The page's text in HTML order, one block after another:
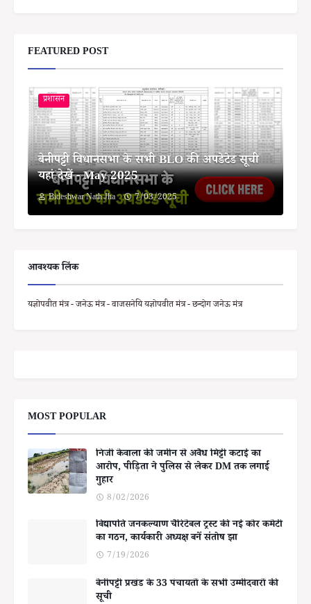
FEATURED POST
प्रशासन
बेनीपट्टी विधानसभा के सभी BLO की अपडेटेड सूची
यहां देखें - May 2025
Bideshwar Nath Jha 7/03/2025
आवश्यक लिंक
यज्ञोपवीत मंत्र - जनेऊ मंत्र - वाजसनेयि यज्ञोपवीत मंत्र - छन्दोग जनेऊ मंत्र
MOST POPULAR
निजी केवाला की जमीन से अवैध मिट्टी कटाई का
आरोप, पीड़िता ने पुलिस से लेकर DM तक लगाई
गुहार
8/02/2026
विद्यापति जनकल्याण चैरिटेबल ट्रस्ट की नई कोर कमेटी
का गठन, कार्यकारी अध्यक्ष बनें संतोष झा
7/19/2026
बेनीपट्टी प्रखंड के 33 पंचायतों के सभी उम्मीदवारों की
सूची